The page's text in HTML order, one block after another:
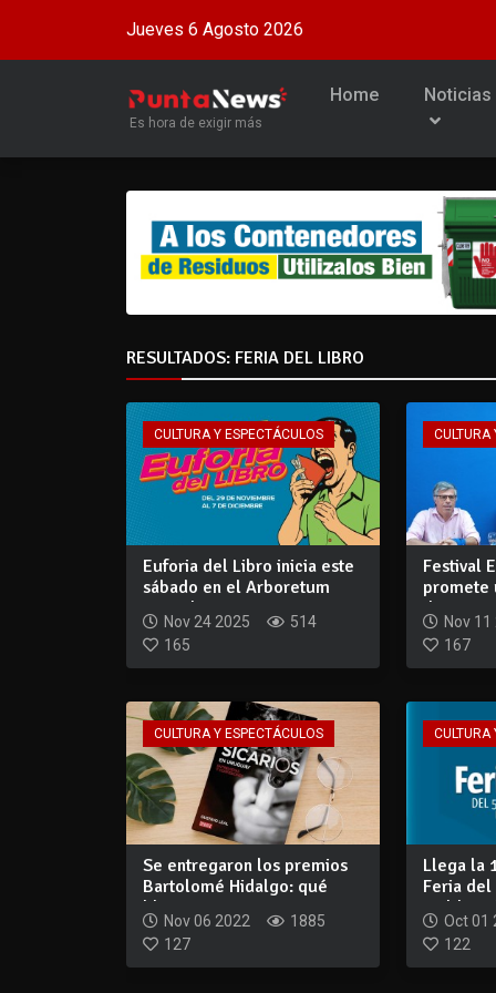
Jueves 6 Agosto 2026
Es hora de exigir más
Home Noticias
RESULTADOS: FERIA DEL LIBRO
CULTURA Y ESPECTÁCULOS
Euforia del Libro inicia este
sábado en el Arboretum
Lussich...
Nov 24 2025
514
165
CULTURA
Festival
promete
diversa,
Nov 11
167
CULTURA Y ESPECTÁCULOS
Se entregaron los premios
Bartolomé Hidalgo: qué
libros gana...
Nov 06 2022
1885
127
CULTURA
Llega la
Feria
Oct 01
122